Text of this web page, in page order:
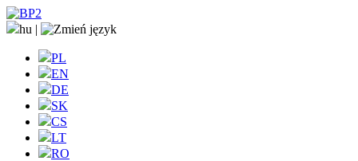
hu |
PL
EN
DE
SK
CS
LT
RO